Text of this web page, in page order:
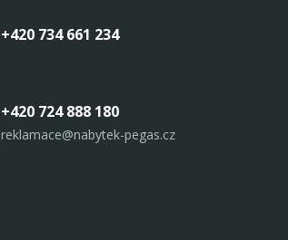
+420 734 661 234
+420 724 888 180
reklamace@nabytek-pegas.cz